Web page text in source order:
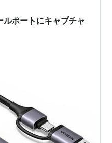
人の作業のことをなんも
しまった。それくらいで
ルポートにキャプチャ